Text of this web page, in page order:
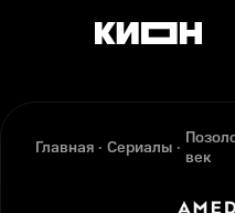
Главная Сериалы
век